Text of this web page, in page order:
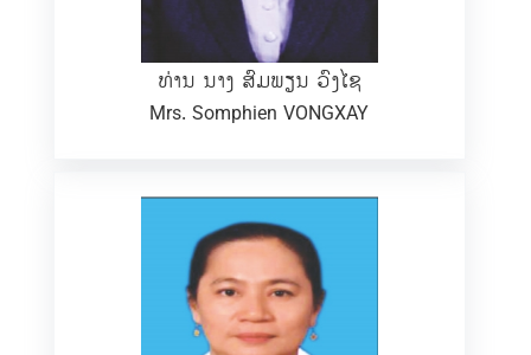
ທ່ານ ນາງ ສົມພຽນ ວົງໄຊ
Mrs. Somphien VONGXAY